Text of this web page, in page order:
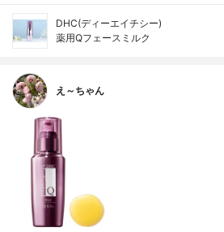
DHC(ディーエイチシー)
薬用Qフェースミルク
え～ちゃん